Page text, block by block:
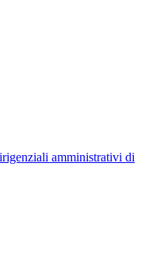
amministrativi di